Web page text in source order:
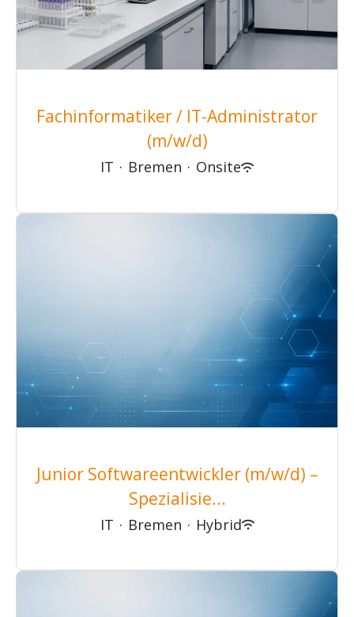
Fachinformatiker / IT-Administrator
(m/w/d)
IT · Bremen · Onsite
Junior Softwareentwickler (m/w/d) –
Spezialisie...
IT · Bremen · Hybrid